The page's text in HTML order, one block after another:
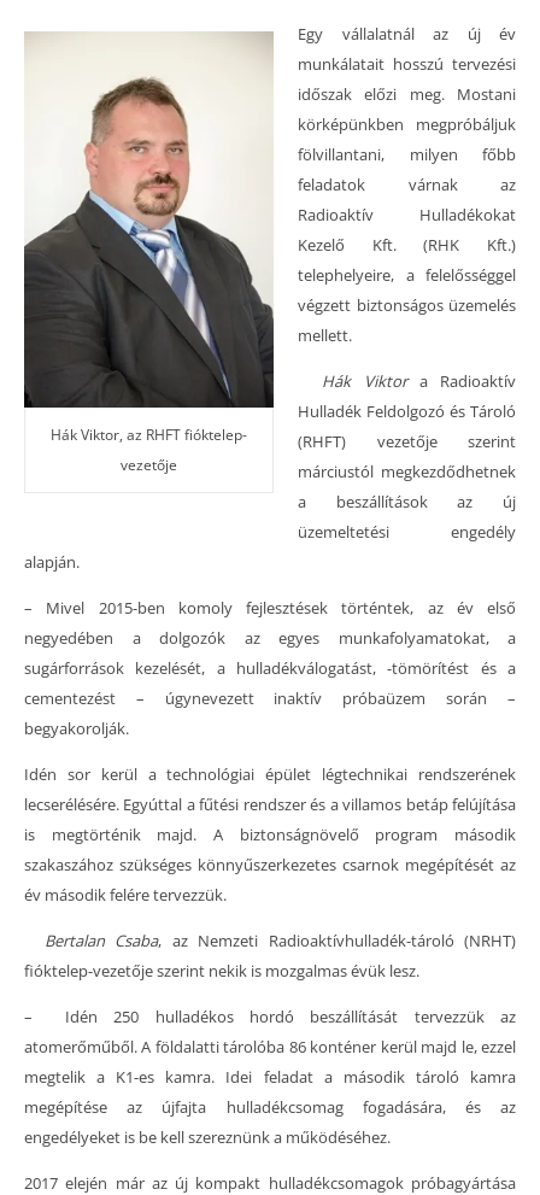
Hák Viktor, az RHFT fióktelep-
vezetője
Egy vállalatnál az új év
munkálatait hosszú tervezési
időszak előzi meg. Mostani
körképünkben megpróbáljuk
fölvillantani, milyen főbb
feladatok várnak az
Radioaktív Hulladékokat
Kezelő Kft. (RHK Kft.)
telephelyeire, a felelősséggel
végzett biztonságos üzemelés
mellett.
Hák Viktora Radioaktív
Hulladék Feldolgozó és Tároló
(RHFT) vezetője szerint
márciustól megkezdődhetnek
a beszállítások az új
üzemeltetési engedély
alapján.
– Mivel 2015-ben komoly fejlesztések történtek, az év első
negyedében a dolgozók az egyes munkafolyamatokat, a
sugárforrások kezelését, a hulladékválogatást, -tömörítést és a
cementezést – úgynevezett inaktív próbaüzem során –
begyakorolják.
Idén sor kerül a technológiai épület légtechnikai rendszerének
lecserélésére. Egyúttal a fűtési rendszer és a villamos betáp felújítása
is megtörténik majd. A biztonságnövelő program második
szakaszához szükséges könnyűszerkezetes csarnok megépítését az
év második felére tervezzük.
Bertalan Csaba, az Nemzeti Radioaktívhulladék-tároló (NRHT)
fióktelep-vezetője szerint nekik is mozgalmas évük lesz.
– Idén 250 hulladékos hordó beszállítását tervezzük az
atomerőműből. A földalatti tárolóba 86 konténer kerül majd le, ezzel
megtelik a K1-es kamra. Idei feladat a második tároló kamra
megépítése az újfajta hulladékcsomag fogadására, és az
engedélyeket is be kell szereznünk a működéséhez.
2017 elején már az új kompakt hulladékcsomagok próbagyártása